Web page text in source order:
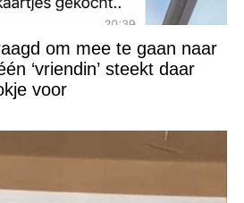
om mee te gaan naar
‘vriendin’ steekt daar
voor